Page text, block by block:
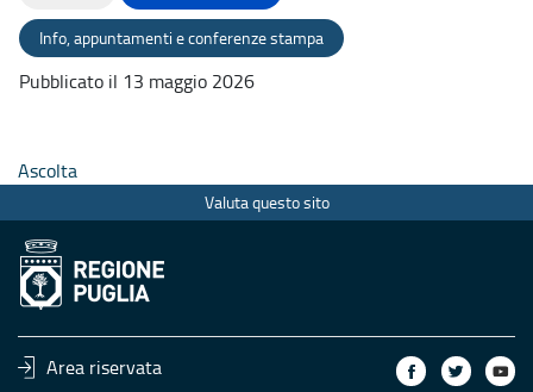
Info, appuntamenti e conferenze stampa
Pubblicato il 13 maggio 2026
Ascolta
Valuta questo sito
Area riservata